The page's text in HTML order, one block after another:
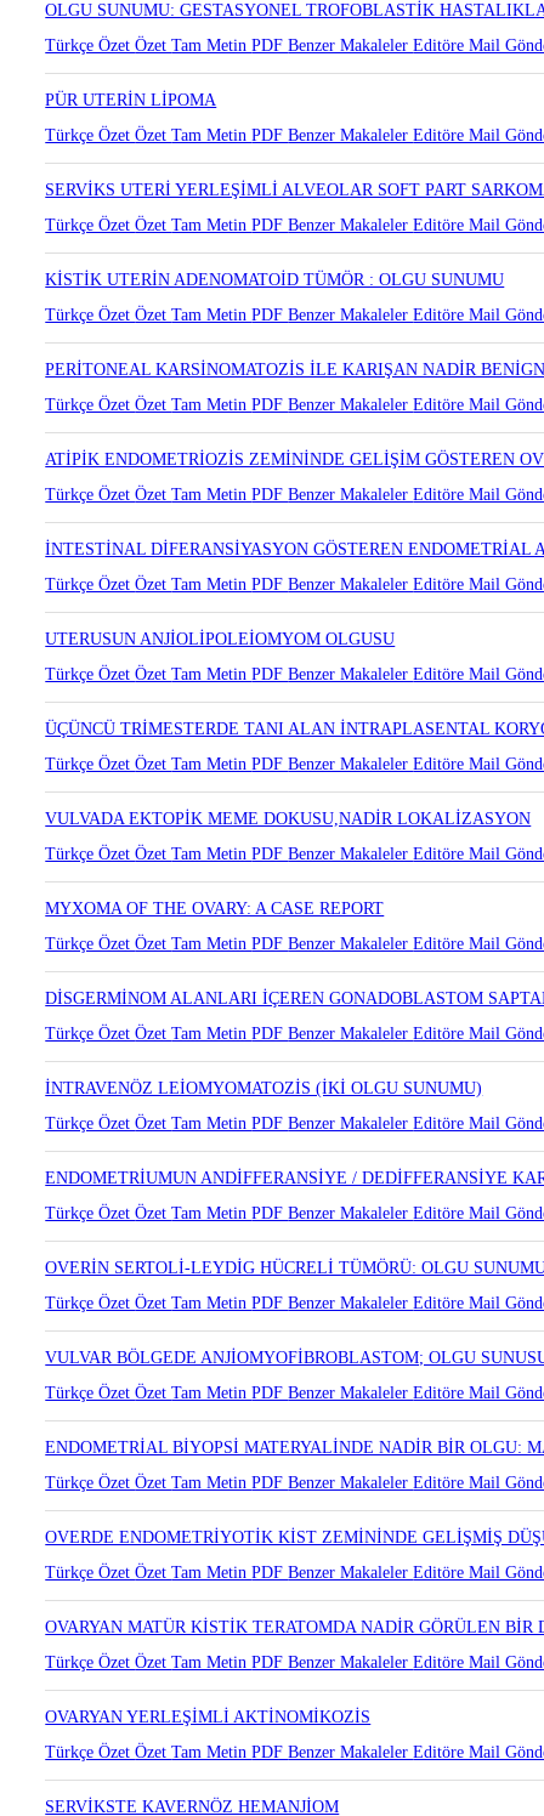
OLGU SUNUMU: GESTASYONEL TROFOBLASTİK
Türkçe ÖzetÖzetTam MetinPDFBenzer MakalelerEditöre Mail
PÜR UTERİN LİPOMA
Türkçe ÖzetÖzetTam MetinPDFBenzer MakalelerEditöre Mail
SERVİKS UTERİ YERLEŞİMLİ ALVEOLAR SOFT PART
Türkçe ÖzetÖzetTam MetinPDFBenzer MakalelerEditöre Mail
KİSTİK UTERİN ADENOMATOİD TÜMÖR : OLGU SUNUMU
Türkçe ÖzetÖzetTam MetinPDFBenzer MakalelerEditöre Mail
PERİTONEAL KARSİNOMATOZİS İLE KARIŞAN NADİR
Türkçe ÖzetÖzetTam MetinPDFBenzer MakalelerEditöre Mail
ATİPİK ENDOMETRİOZİS ZEMİNİNDE GELİŞİM GÖSTEREN
Türkçe ÖzetÖzetTam MetinPDFBenzer MakalelerEditöre Mail
İNTESTİNAL DİFERANSİYASYON GÖSTEREN ENDOMETRİAL
Türkçe ÖzetÖzetTam MetinPDFBenzer MakalelerEditöre Mail
UTERUSUN ANJİOLİPOLEİOMYOM OLGUSU
Türkçe ÖzetÖzetTam MetinPDFBenzer MakalelerEditöre Mail
ÜÇÜNCÜ TRİMESTERDE TANI ALAN İNTRAPLASENTAL
Türkçe ÖzetÖzetTam MetinPDFBenzer MakalelerEditöre Mail
VULVADA EKTOPİK MEME DOKUSU,NADİR LOKALİZASYON
Türkçe ÖzetÖzetTam MetinPDFBenzer MakalelerEditöre Mail
MYXOMA OF THE OVARY: A CASE REPORT
Türkçe ÖzetÖzetTam MetinPDFBenzer MakalelerEditöre Mail
DİSGERMİNOM ALANLARI İÇEREN GONADOBLASTOM
Türkçe ÖzetÖzetTam MetinPDFBenzer MakalelerEditöre Mail
İNTRAVENÖZ LEİOMYOMATOZİS (İKİ OLGU SUNUMU)
Türkçe ÖzetÖzetTam MetinPDFBenzer MakalelerEditöre Mail
ENDOMETRİUMUN ANDİFFERANSİYE / DEDİFFERANSİYE
Türkçe ÖzetÖzetTam MetinPDFBenzer MakalelerEditöre Mail
OVERİN SERTOLİ-LEYDİG HÜCRELİ TÜMÖRÜ: OLGU
Türkçe ÖzetÖzetTam MetinPDFBenzer MakalelerEditöre Mail
VULVAR BÖLGEDE ANJİOMYOFİBROBLASTOM; OLGU
Türkçe ÖzetÖzetTam MetinPDFBenzer MakalelerEditöre Mail
ENDOMETRİAL BİYOPSİ MATERYALİNDE NADİR BİR OLGU:
Türkçe ÖzetÖzetTam MetinPDFBenzer MakalelerEditöre Mail
OVERDE ENDOMETRİYOTİK KİST ZEMİNİNDE GELİŞMİŞ
Türkçe ÖzetÖzetTam MetinPDFBenzer MakalelerEditöre Mail
OVARYAN MATÜR KİSTİK TERATOMDA NADİR GÖRÜLEN BİR
Türkçe ÖzetÖzetTam MetinPDFBenzer MakalelerEditöre Mail
OVARYAN YERLEŞİMLİ AKTİNOMİKOZİS
Türkçe ÖzetÖzetTam MetinPDFBenzer MakalelerEditöre Mail
SERVİKSTE KAVERNÖZ HEMANJİOM